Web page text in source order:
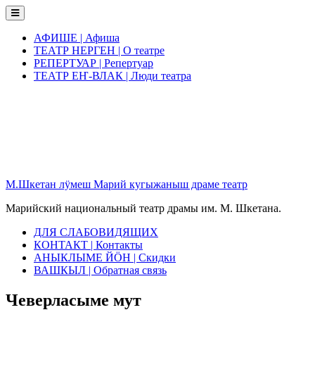
Skip
to
contentАФИШЕ | Афиша
ТЕАТР НЕРГЕН | О театре
РЕПЕРТУАР | Репертуар
ТЕАТР ЕҤ-ВЛАК | Люди театра
М.Шкетан лӱмеш Марий кугыжаныш драме театр
Марийский национальный театр драмы им. М. Шкетана.
ДЛЯ СЛАБОВИДЯЩИХ
КОНТАКТ | Контакты
АНЫКЛЫМЕ ЙӦН | Скидки
ВАШКЫЛ | Обратная связь
Чеверласыме мут